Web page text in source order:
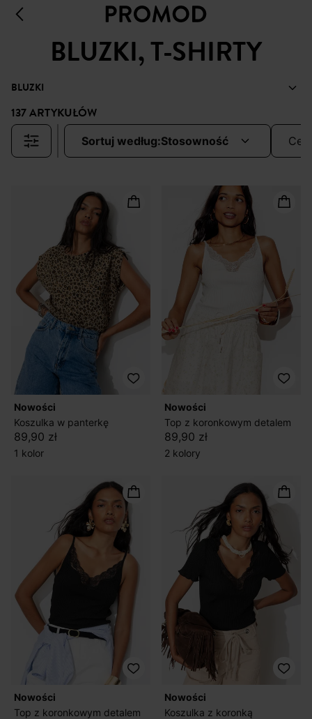
BLUZKI, T-SHIRTY
BLUZKI
137 ARTYKUŁÓW
sortuj według: stosowność
nowości
Koszulka w panterkę
89,90 zł
1 kolor
nowości
Top z koronkowym detalem
89,90 zł
2 kolory
nowości
Top z koronkowym detalem
nowości
Koszulka z koronką